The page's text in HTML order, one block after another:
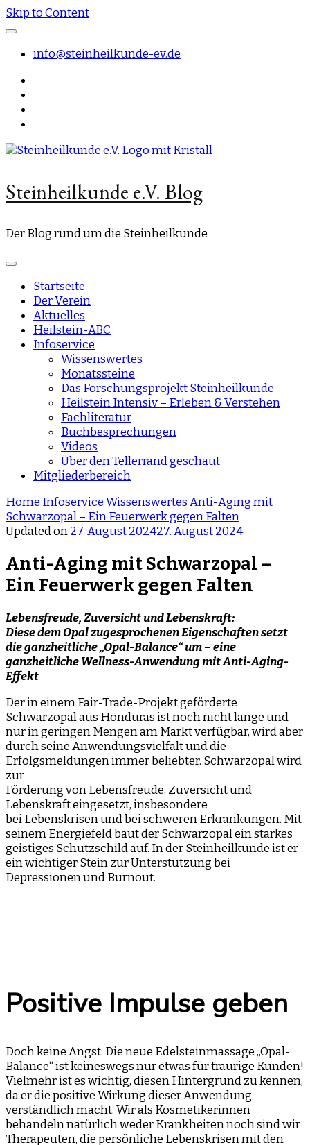
Skip to Content
info@steinheilkunde-ev.de
Steinheilkunde e.V. Blog
Der Blog rund um die Steinheilkunde
Startseite
Der Verein
Aktuelles
Heilstein-ABC
Infoservice
Wissenswertes
Monatssteine
Das Forschungsprojekt Steinheilkunde
Heilstein Intensiv – Erleben & Verstehen
Fachliteratur
Buchbesprechungen
Videos
Über den Tellerrand geschaut
Mitgliederbereich
Home InfoserviceWissenswertesAnti-Aging mit
Schwarzopal – Ein Feuerwerk gegen Falten
Updated on27. August 202427. August 2024
Anti-Aging mit Schwarzopal –
Ein Feuerwerk gegen Falten
Lebensfreude, Zuversicht und Lebenskraft:
Diese dem Opal zugesprochenen Eigenschaften setzt
die ganzheitliche „Opal-Balance“ um – eine
ganzheitliche Wellness-Anwendung mit Anti-Aging-
Effekt
Der in einem Fair-Trade-Projekt geförderte
Schwarzopal aus Honduras ist noch nicht lange und
nur in geringen Mengen am Markt verfügbar, wird aber
durch seine Anwendungsvielfalt und die
Erfolgsmeldungen immer beliebter. Schwarzopal wird
zur
Förderung von Lebensfreude, Zuversicht und
Lebenskraft eingesetzt, insbesondere
bei Lebenskrisen und bei schweren Erkrankungen. Mit
seinem Energiefeld baut der Schwarzopal ein starkes
geistiges Schutzschild auf. In der Steinheilkunde ist er
ein wichtiger Stein zur Unterstützung bei
Depressionen und Burnout.
Positive Impulse geben
Doch keine Angst: Die neue Edelsteinmassage „Opal-
Balance“ ist keineswegs nur etwas für traurige Kunden!
Vielmehr ist es wichtig, diesen Hintergrund zu kennen,
da er die positive Wirkung dieser Anwendung
verständlich macht. Wir als Kosmetikerinnen
behandeln natürlich weder Krankheiten noch sind wir
Therapeuten, die persönliche Lebenskrisen mit den